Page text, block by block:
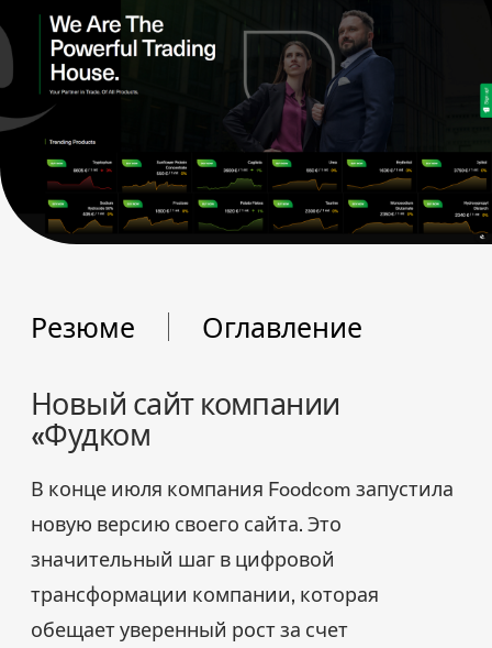
Резюме Оглавление
Новый сайт компании
«Фудком
В конце июля компания Foodcom запустила
новую версию своего сайта. Это
значительный шаг в цифровой
трансформации компании, которая
обещает уверенный рост за счет